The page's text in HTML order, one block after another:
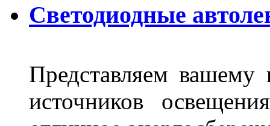
Светодиодные
Представляем
источников